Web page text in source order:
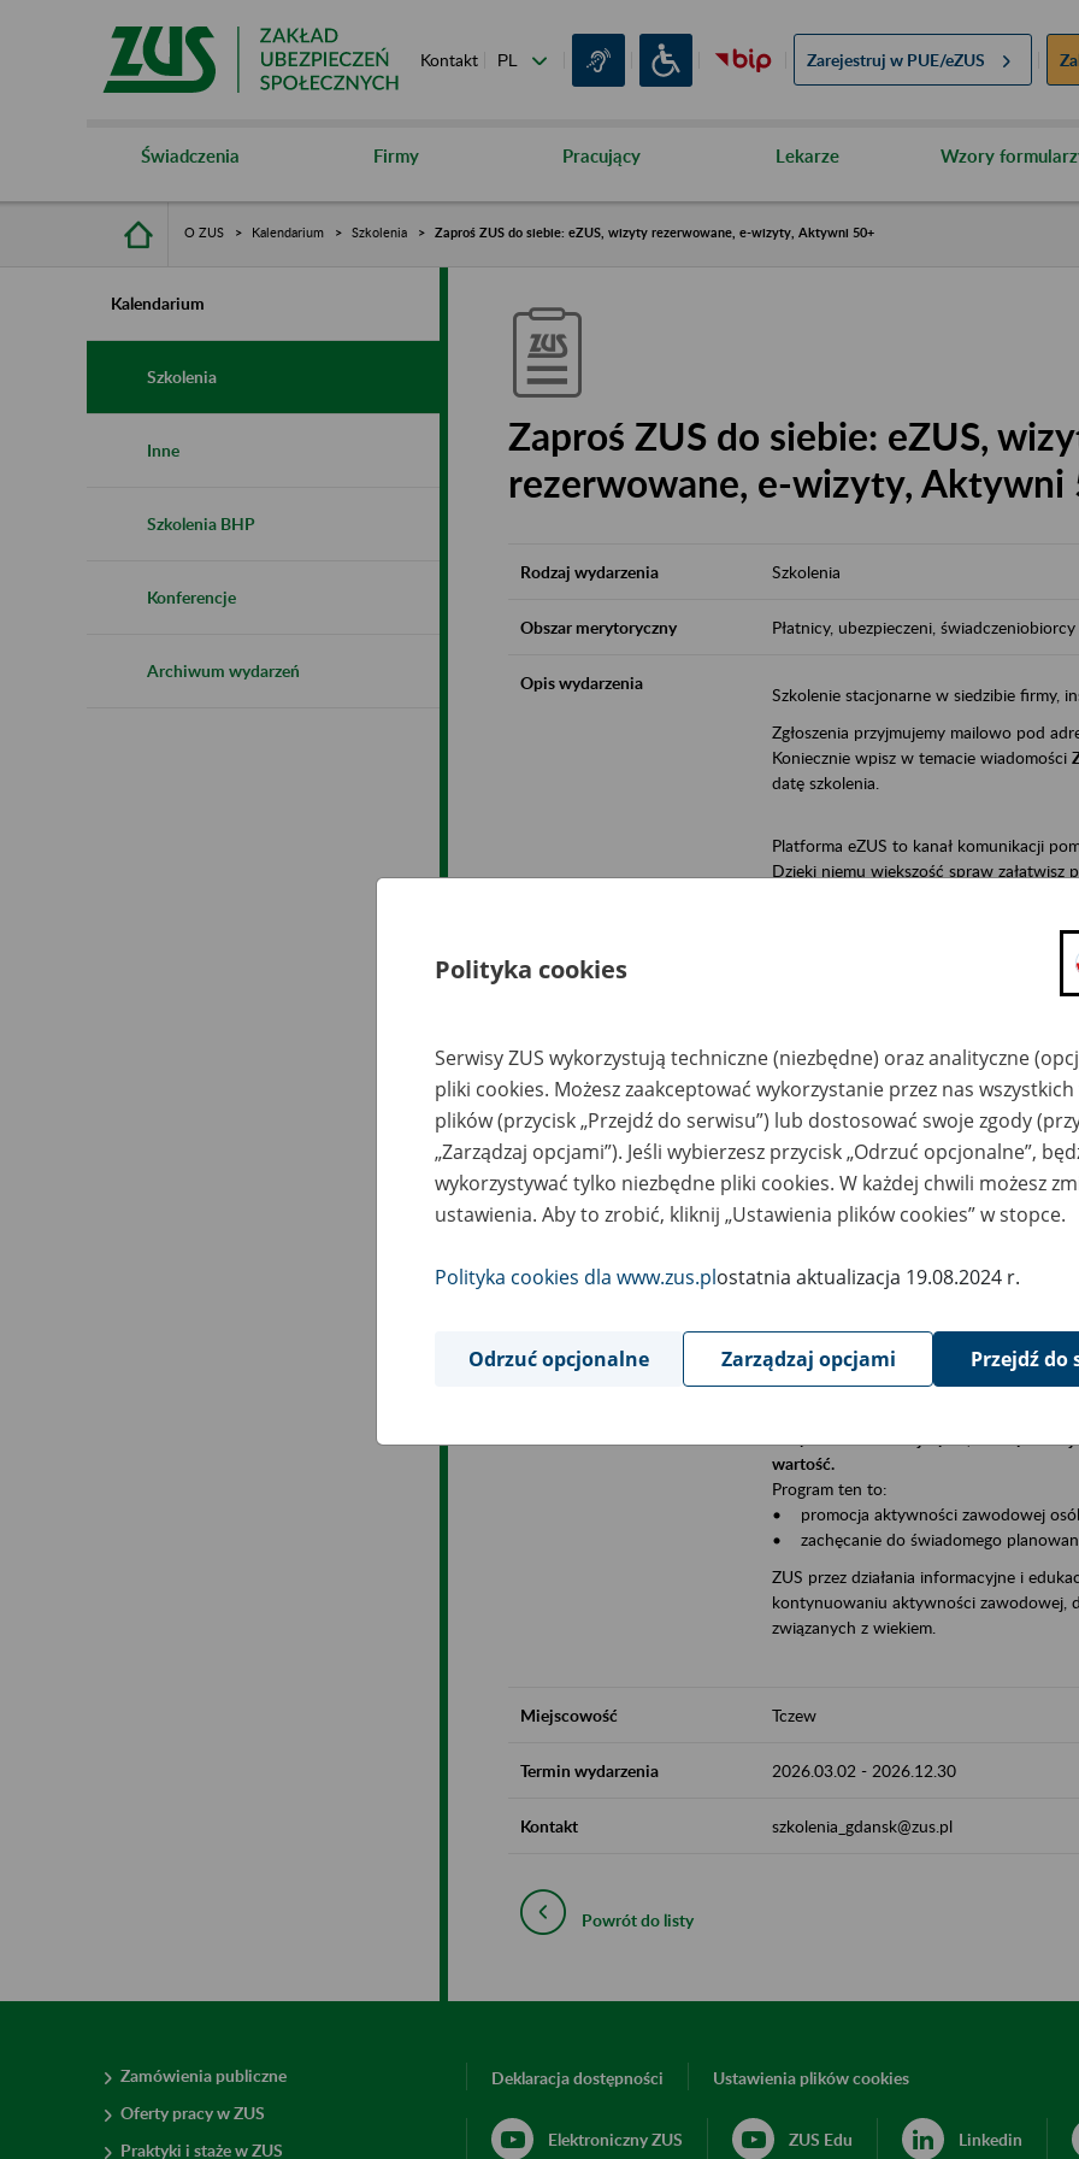
Kontakt Zarejestruj w PUE/eZUS
Świadczenia Firmy Pracujący Lekarze Wzory
O ZUS Kalendarium Szkolenia Zaproś ZUS do siebie: eZUS, wizyty rezerwowane, e-wizyty, Aktywni 50+
Kalendarium
Szkolenia
Inne
Szkolenia BHP
Konferencje
Archiwum wydarzeń
Zaproś ZUS do siebie: eZUS,
rezerwowane, e-wizyty, Aktywni
Rodzaj wydarzenia Szkolenia
Obszar merytoryczny Płatnicy, ubezpieczeni, świadczeniobiorcy
Opis wydarzenia
Szkolenie stacjonarne w siedzibie firmy,
Zgłoszenia przyjmujemy mailowo pod
Koniecznie wpisz w temacie wiadomości
datę szkolenia.
Platforma eZUS to kanał komunikacji
Dzięki niemu większość spraw załatwisz
Jeśli jesteś osoba ubezpieczoną (np.
• możesz sprawdzić swoje dane na
Jeśli jesteś płatnikiem składek (np.
• możesz skorzystać z aplikacji
ubezpieczeń, wypełnisz i przekażesz
ZUS;
• możesz złożyć wniosek o wydanie
• masz dostęp do zwolnień lekarskich
Jeśli jesteś świadczeniobiorcą:
• masz dostęp m.in. do formularza PIT
do formularza PIT 40A, czyli rocznego
• możesz zarezerwować wizytę;
• możesz też złożyć wniosek o zmianę
Aktywni 50+ to inicjatywa, która
wartość.
Program ten to:
• promocja aktywności zawodowej
• zachęcanie do świadomego
ZUS przez działania informacyjne i
kontynuowaniu aktywności zawodowej,
związanych z wiekiem.
Miejscowość Tczew
Termin wydarzenia 2026.03.02 - 2026.12.30
Kontakt szkolenia_gdansk@zus.pl
Powrót do listy
Zamówienia publiczne
Oferty pracy w ZUS
Praktyki i staże w ZUS
Deklaracja dostępności Ustawienia plików cookies
Elektroniczny ZUS ZUS Edu Linkedin
Polityka cookies
Serwisy ZUS wykorzystują techniczne (niezbędne) oraz analityczne
pliki cookies. Możesz zaakceptować wykorzystanie przez nas
plików (przycisk „Przejdź do serwisu”) lub dostosować swoje zgody
„Zarządzaj opcjami”). Jeśli wybierzesz przycisk „Odrzuć opcjonalne”,
wykorzystywać tylko niezbędne pliki cookies. W każdej chwili możesz
ustawienia. Aby to zrobić, kliknij „Ustawienia plików cookies” w stopce.
Polityka cookies dla www.zus.plostatnia aktualizacja 19.08.2024 r.
Odrzuć opcjonalne Zarządzaj opcjami Przejdź do